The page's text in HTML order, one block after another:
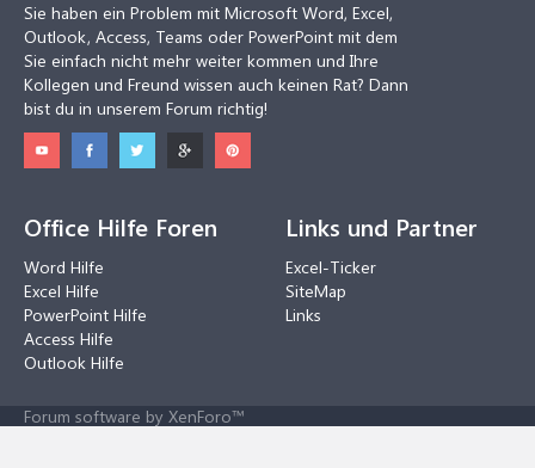
Sie haben ein Problem mit Microsoft Word, Excel,
Outlook, Access, Teams oder PowerPoint mit dem
Sie einfach nicht mehr weiter kommen und Ihre
Kollegen und Freund wissen auch keinen Rat? Dann
bist du in unserem Forum richtig!
Office Hilfe Foren
Word Hilfe
Excel Hilfe
PowerPoint Hilfe
Access Hilfe
Outlook Hilfe
Links und Partner
Excel-Ticker
SiteMap
Links
Forum software by XenForo™